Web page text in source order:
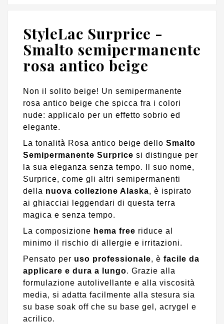
StyleLac Surprice -
Smalto semipermanente
rosa antico beige
Non il solito beige! Un semipermanente
rosa antico beige che spicca fra i colori
nude: applicalo per un effetto sobrio ed
elegante.
La tonalità Rosa antico beige dello Smalto
Semipermanente Surprice si distingue per
la sua eleganza senza tempo. Il suo nome,
Surprice, come gli altri semipermanenti
della nuova collezione Alaska, è ispirato
ai ghiacciai leggendari di questa terra
magica e senza tempo.
La composizione hema free riduce al
minimo il rischio di allergie e irritazioni.
Pensato per uso professionale, è facile da
applicare e dura a lungo. Grazie alla
formulazione autolivellante e alla viscosità
media, si adatta facilmente alla stesura sia
su base soak off che su base gel, acrygel e
acrilico.